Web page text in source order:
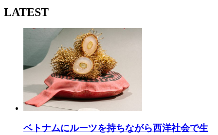
LATEST
ベトナムにルーツを持ちながら西洋社会で生